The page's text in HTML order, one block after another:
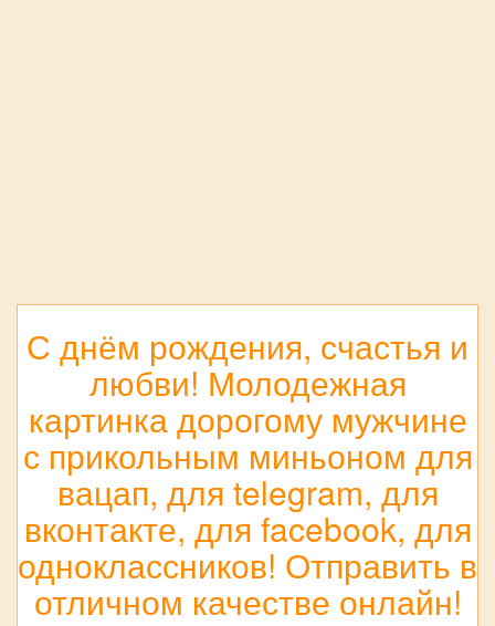
С днём рождения, счастья и
любви! Молодежная
картинка дорогому мужчине
с прикольным миньоном для
вацап, для telegram, для
вконтакте, для facebook, для
одноклассников! Отправить в
отличном качестве онлайн!